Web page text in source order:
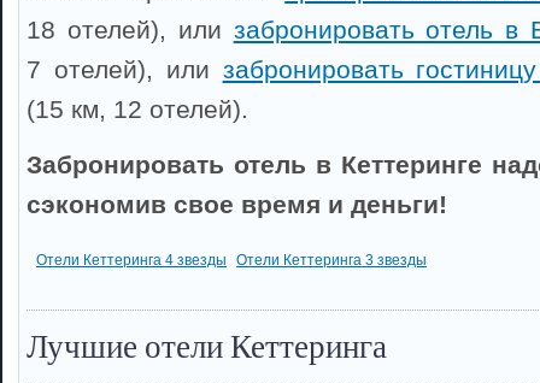
18 отелей), или забронировать отель в
7 отелей), или забронировать
(15 км, 12 отелей).
Забронировать отель в Кеттеринге
сэкономив свое время и деньги!
Отели Кеттеринга 4 звезды Отели Кеттеринга 3 звезды
Лучшие отели Кеттеринга